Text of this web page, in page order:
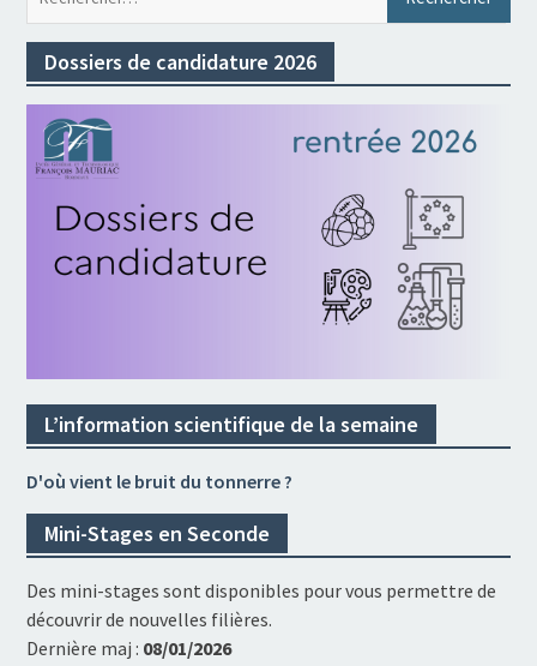
Dossiers de candidature 2026
L’information scientifique de la semaine
D'où vient le bruit du tonnerre ?
Mini-Stages en Seconde
Des mini-stages sont disponibles pour vous permettre de
découvrir de nouvelles filières.
Dernière maj : 08/01/2026